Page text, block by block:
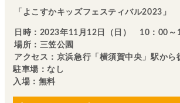
「よこすかキッズフェスティバル2023」
日時：2023年11月12日（日） 10：00
場所：三笠公園
アクセス：京浜急行「横須賀中央」駅から
駐車場：なし
入場：無料